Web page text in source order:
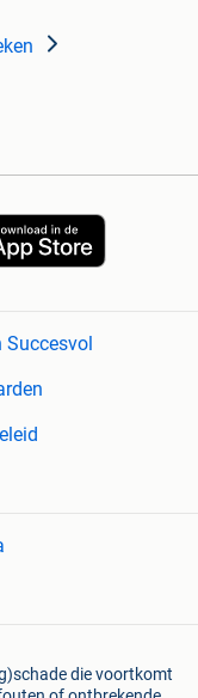
Succesvol
die voortkomt